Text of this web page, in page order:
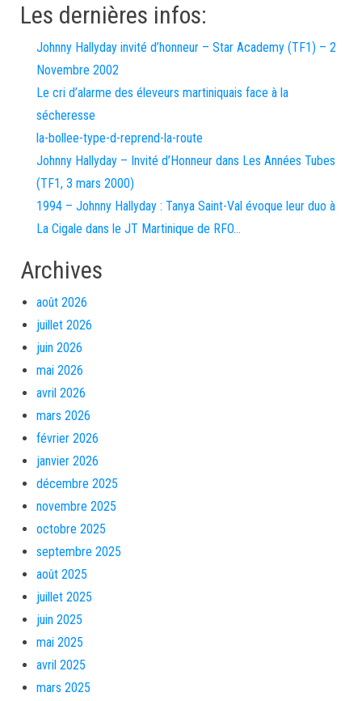
Les dernières infos:
Johnny Hallyday invité d’honneur – Star Academy (TF1) – 2
Novembre 2002
Le cri d’alarme des éleveurs martiniquais face à la
sécheresse
la-bollee-type-d-reprend-la-route
Johnny Hallyday – Invité d’Honneur dans Les Années Tubes
(TF1, 3 mars 2000)
1994 – Johnny Hallyday : Tanya Saint-Val évoque leur duo à
La Cigale dans le JT Martinique de RFO…
Archives
août 2026
juillet 2026
juin 2026
mai 2026
avril 2026
mars 2026
février 2026
janvier 2026
décembre 2025
novembre 2025
octobre 2025
septembre 2025
août 2025
juillet 2025
juin 2025
mai 2025
avril 2025
mars 2025